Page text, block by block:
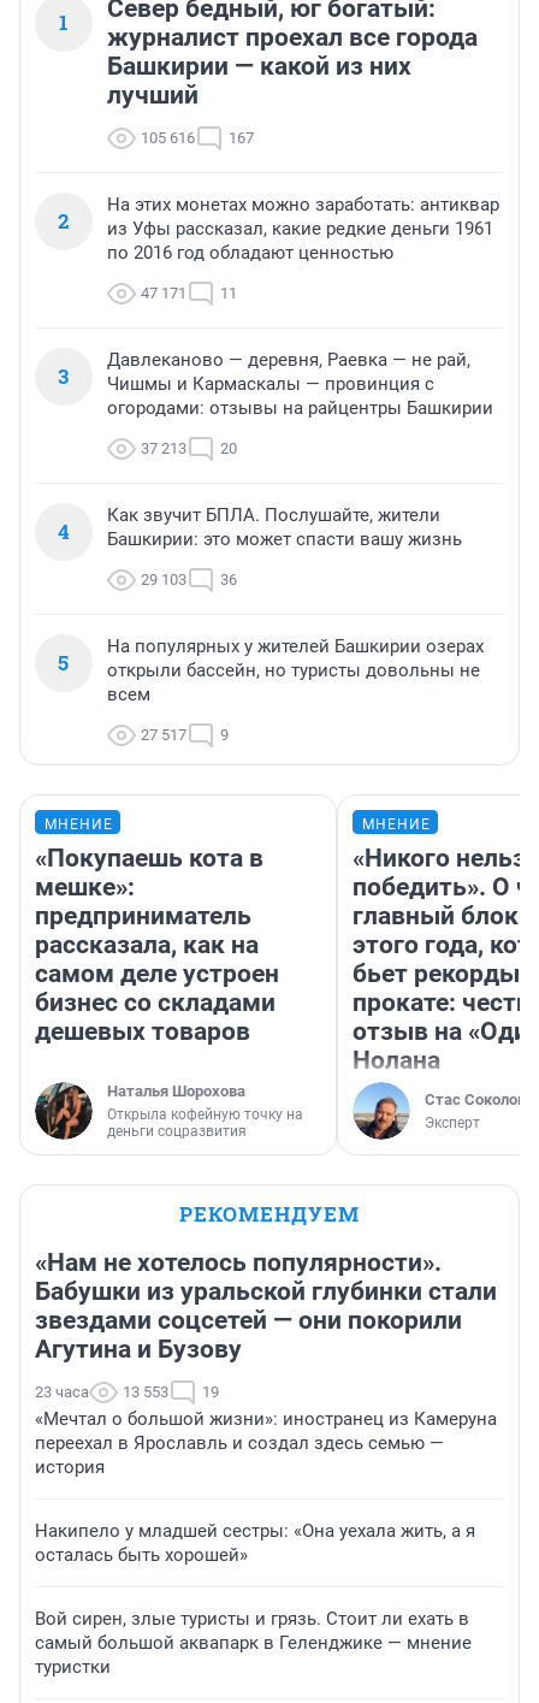
1
Север бедный, юг богатый:
журналист проехал все города
Башкирии — какой из них
лучший
105 616 167
2
На этих монетах можно заработать: антиквар
из Уфы рассказал, какие редкие деньги 1961
по 2016 год обладают ценностью
47 171 11
3
Давлеканово — деревня, Раевка — не рай,
Чишмы и Кармаскалы — провинция с
огородами: отзывы на райцентры Башкирии
37 213 20
4
Как звучит БПЛА. Послушайте, жители
Башкирии: это может спасти вашу жизнь
29 103 36
5
На популярных у жителей Башкирии озерах
открыли бассейн, но туристы довольны не
всем
27 517 9
МНЕНИЕ
«Покупаешь кота в
мешке»:
предприниматель
рассказала, как на
самом деле устроен
бизнес со складами
дешевых товаров
Наталья Шорохова
Открыла кофейную точку на
деньги соцразвития
МНЕНИЕ
«Никого нельзя
победить». О
главный
этого года,
бьет рекорды в
прокате:
отзыв на
Нолана
Стас Соколов
Эксперт
РЕКОМЕНДУЕМ
«Нам не хотелось популярности».
Бабушки из уральской глубинки стали
звездами соцсетей — они покорили
Агутина и Бузову
23 часа 13 553 19
«Мечтал о большой жизни»: иностранец из Камеруна
переехал в Ярославль и создал здесь семью —
история
Накипело у младшей сестры: «Она уехала жить, а я
осталась быть хорошей»
Вой сирен, злые туристы и грязь. Стоит ли ехать в
самый большой аквапарк в Геленджике — мнение
туристки